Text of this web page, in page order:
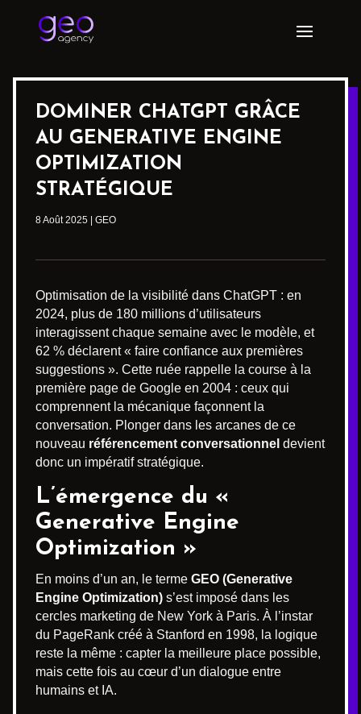
DOMINER CHATGPT GRÂCE
AU GENERATIVE ENGINE
OPTIMIZATION
STRATÉGIQUE
8 Août 2025 GEO
Optimisation de la visibilité dans ChatGPT : en
2024, plus de 180 millions d’utilisateurs
interagissent chaque semaine avec le modèle, et
62 % déclarent « faire confiance aux premières
suggestions ». Cette ruée rappelle la course à la
première page de Google en 2004 : ceux qui
comprennent la mécanique façonnent la
conversation. Plonger dans les arcanes de ce
nouveau référencement conversationnel devient
donc un impératif stratégique.
L’émergence du «
Generative Engine
Optimization »
En moins d’un an, le terme GEO (Generative
Engine Optimization) s’est imposé dans les
cercles marketing de New York à Paris. À l’instar
du PageRank créé à Stanford en 1998, la logique
reste la même : capter la meilleure place possible,
mais cette fois au cœur d’un dialogue entre
humains et IA.